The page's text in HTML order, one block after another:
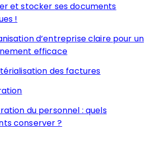
et stocker ses documents
!
d’entreprise claire pour un
efficace
des factures
du personnel : quels
conserver ?